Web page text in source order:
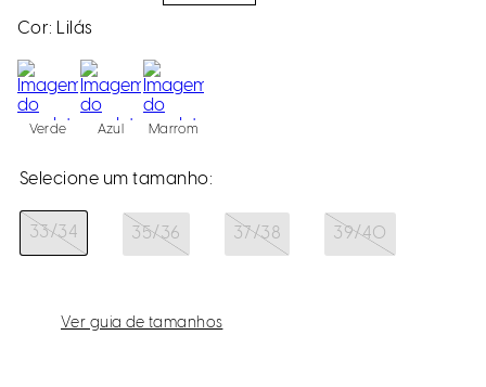
Cor: Lilás
Verde Azul Marrom
33/34 35/36 37/38 39/40
Ver guia de tamanhos